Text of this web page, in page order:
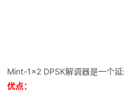
Mint-1x2 DPSK解调器是一个
优点：